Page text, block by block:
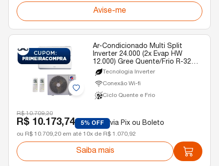
Avise-me
Ar-Condicionado Multi Split
Inverter 24.000 (2x Evap HW
12.000) Gree Quente/Frio R-32
220vTecnologia Inverter
Conexão Wi-fi
Ciclo Quente e Frio
R$ 10.709,20
R$ 10.173,74 5% OFF via Pix ou Boleto
ou R$ 10.709,20 em até 10x de R$ 1.070,92
Saiba mais